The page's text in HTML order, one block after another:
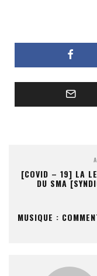
[COVID – 19] LA
DU SMA
MUSIQUE :